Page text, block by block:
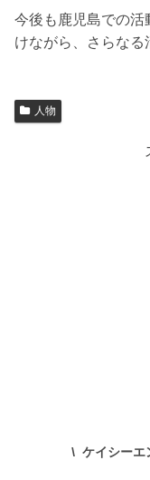
今後も鹿児島での活
けながら、さらなる
人物
ケイシーエ